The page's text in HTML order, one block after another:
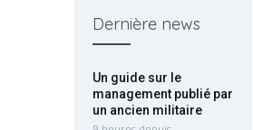
Dernière news
Un guide sur le
management publié par
un ancien militaire